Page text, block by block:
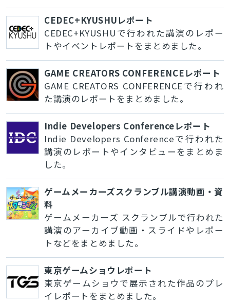
CEDEC+KYUSHUレポート
CEDEC+KYUSHUで行われた講演のレポー
トやイベントレポートをまとめました。
GAME CREATORS CONFERENCEレポート
GAME CREATORS CONFERENCEで行われ
た講演のレポートをまとめました。
Indie Developers Conferenceレポート
Indie Developers Conferenceで行われた
講演のレポートやインタビューをまとめま
した。
ゲームメーカーズスクランブル講演動画・資
料
ゲームメーカーズ スクランブルで行われた
講演のアーカイブ動画・スライドやレポー
トなどをまとめました。
東京ゲームショウレポート
東京ゲームショウで展示された作品のプレ
イレポートをまとめました。